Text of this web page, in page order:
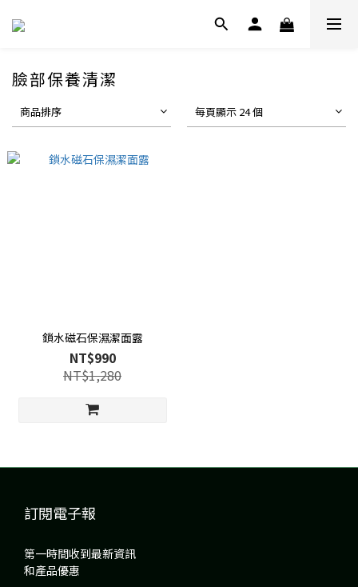
臉部保養清潔
商品排序 每頁顯示 24 個
鎖水磁石保濕潔面露
NT$990
NT$1,280
訂閱電子報
第一時間收到最新資訊
和產品優惠